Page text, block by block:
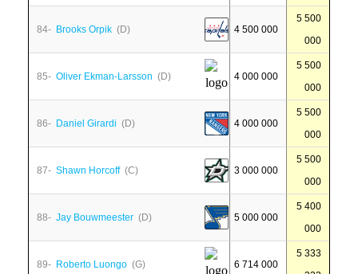
84- Brooks Orpik (D) 4 500 000
5 500
000
85- Oliver Ekman-Larsson (D) 4 000 000
5 500
000
86- Daniel Girardi (D) 4 000 000
5 500
000
87- Shawn Horcoff(C) 3 000 000
5 500
000
88- Jay Bouwmeester (D) 5 000 000
5 400
000
89- Roberto Luongo (G) 6 714 000
5 333